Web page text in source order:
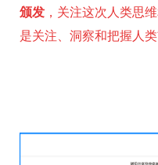
颁发 ，关注这次人类思
是关注、洞察和把握人